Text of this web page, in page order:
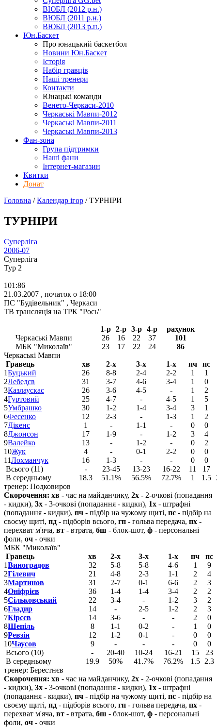
ВЮБЛ (2012 р.н.)
ВЮБЛ (2011 р.н.)
ВЮБЛ (2013 р.н.)
Юн.Баскет
Про юнацький баскетбол
Новини Юн.Баскет
Історія
Набір гравців
Наші тренери
Контакти
Юнацькі команди
Венето-Черкаси-2010
Черкаські Мавпи-2012
Черкаські Мавпи-2011
Черкаські Мавпи-2013
Фан-зона
Група підтримки
Наші фани
Інтернет-магазин
Квитки
Донат
Головна /Календар ігор /ТУРНІРИ
ТУРНІРИ
Суперліга
2006-07
Суперліга
Тур 2
101:86
21.03.2007 , початок о 18:00
ПС "Будівельник" , Черкаси
ТВ трансляція на ТРК "Рось"
1-р 2-р 3-р 4-р
рахунок
Черкаські Мавпи
26 16 22 37
101
МБК "Миколаїв"
23 17 22 24
86
Черкаські Мавпи
Гравець
хв 2-х 3-х 1-х пч пс
1Буцький 26 8-8 2-4 2-2 1
1
2Лебедєв 31 3-7 4-6 3-4 1
0
3Казлаускас 26 3-6 4-5 - 1
2
4Гуртовий 25 4-7 - 4-5 1
5
5Умбрашко 30 1-2 1-4 3-4 3
1
6Фесенко 12 2-3 - 1-3 1
2
7Дікенс 1 - 1-1 - 0
0
8Джонсон 17 1-9 - 1-2 3
4
9Валейко 13 - 1-2 - 0
2
10Жук 4 - 0-1 2-2 0
0
11Лохманчук 16 1-3 - - 0
0
Всього (11)
- 23-45 13-23 16-22 11
17
В середньому
18.3 51.1% 56.5% 72.7% 1 1.5
тренер: Подковиров
Скорочення: хв - час на майданчику, 2х - 2-очкові (попадання
- кидки), 3х - 3-очкові (попадання - кидки), 1х - штрафні
(попадання - кидки), пч - підбір на чужому щиті, пс - підбір на
своєму щиті, пд - підборів всього, гп - гольва передача, пх -
перехват м'яча, вт - втрата, бш - блок-шот, ф - персональні
фоли, оч - очки
МБК "Миколаїв"
Гравець
хв 2-х 3-х 1-х пч
пс
1Виноградов 32 5-8 5-8 4-6 1
9
2Гілевич 21 4-8 2-3 1-1 2
4
3Мартинов 31 2-7 0-1 6-6 2
3
4Оніфрієв 36 1-4 1-4 3-4 2
2
5Сільковський 22 3-4 - 1-2 3
2
6Гладир 14 - 2-5 1-2 2
3
7Кірєєв 14 3-6 - - 2
0
8Шепіль 8 1-1 0-2 - 1
0
9Ревзін 12 1-2 0-1 - 0
0
10Чаусов 9 - - - 0
0
Всього (10)
- 20-40 10-24 16-21 15
23
В середньому
19.9 50% 41.7% 76.2% 1.5
2.3
тренер: Берестнєв
Скорочення: хв - час на майданчику, 2х - 2-очкові (попадання
- кидки), 3х - 3-очкові (попадання - кидки), 1х - штрафні
(попадання - кидки), пч - підбір на чужому щиті, пс - підбір на
своєму щиті, пд - підборів всього, гп - гольва передача, пх -
перехват м'яча, вт - втрата, бш - блок-шот, ф - персональні
фоли, оч - очки